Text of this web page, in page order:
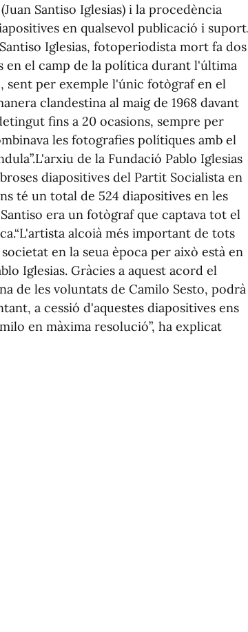
Santiso Iglesias) i la procedència
en qualsevol publicació i
Iglesias, fotoperiodista mort fa dos
en el camp de la política durant l'última
sent per exemple l'únic fotògraf en el
clandestina al maig de 1968 davant
fins a 20 ocasions, sempre per
les fotografies polítiques amb el
de la Fundació Pablo Iglesias
diapositives del Partit Socialista en
té un total de 524 diapositives en les
era un fotògraf que captava tot el
alcoià més important de tots
en la seua època per això està en
Iglesias. Gràcies a aquest acord el
de les voluntats de Camilo Sesto, podrà
a cessió d'aquestes diapositives ens
en màxima resolució”, ha explicat